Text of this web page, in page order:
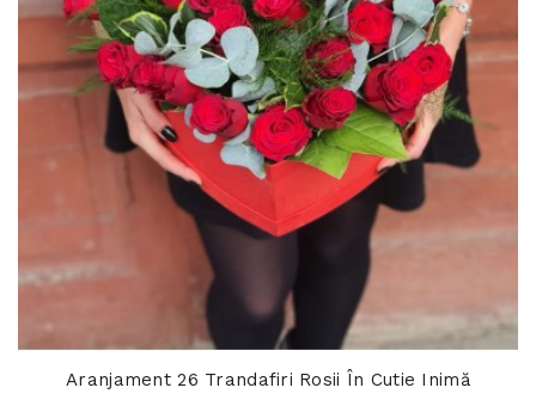
Aranjament 26 Trandafiri Rosii În Cutie Inimă